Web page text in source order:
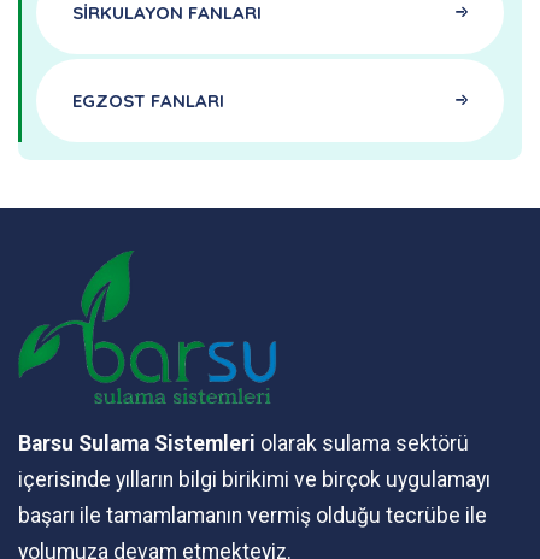
SİRKULAYON FANLARI
EGZOST FANLARI
Barsu Sulama Sistemleri olarak sulama sektörü
içerisinde yılların bilgi birikimi ve birçok uygulamayı
başarı ile tamamlamanın vermiş olduğu tecrübe ile
yolumuza devam etmekteyiz.